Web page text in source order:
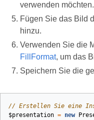
verwenden möchten.
Fügen Sie das Bild
hinzu.
Verwenden Sie die
FillFormat, um das
Speichern Sie die
// Erstellen Sie eine
$presentation = new